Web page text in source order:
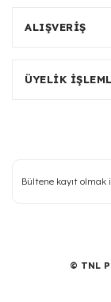
ALIŞVERİŞ
ÜYELİK
© TNL